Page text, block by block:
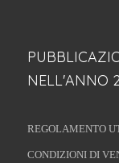
NELL'ANNO
REGOLAMENTO
CONDIZIONI DI